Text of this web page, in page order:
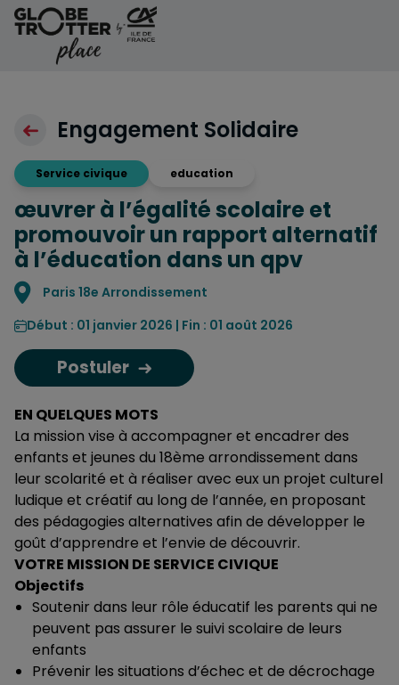
Aller au contenu
Engagement Solidaire
Service civique education
œuvrer à l’égalité scolaire et
promouvoir un rapport alternatif
à l’éducation dans un qpv
Localisation
Paris 18e Arrondissement
Début : 01 janvier 2026 | Fin : 01 août 2026
Postuler
EN QUELQUES MOTS
La mission vise à accompagner et encadrer des
enfants et jeunes du 18ème arrondissement dans
leur scolarité et à réaliser avec eux un projet culturel
ludique et créatif au long de l’année, en proposant
des pédagogies alternatives afin de développer le
goût d’apprendre et l’envie de découvrir.
VOTRE MISSION DE SERVICE CIVIQUE
Objectifs
Soutenir dans leur rôle éducatif les parents qui ne
peuvent pas assurer le suivi scolaire de leurs
enfants
Prévenir les situations d’échec et de décrochage